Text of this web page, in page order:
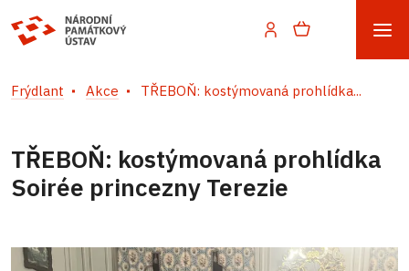
Frýdlant Akce TŘEBOŇ: kostýmovaná prohlídka...
TŘEBOŇ: kostýmovaná prohlídka
Soirée princezny Terezie